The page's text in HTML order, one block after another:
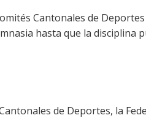
Cantonales de
hasta que la disciplina
de Deportes, la